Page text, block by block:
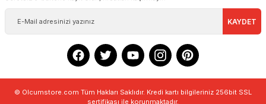
KAYDET
© Olcumstore.com Tüm Hakları Saklıdır. Kredi kartı bilgileriniz 256bit SSL
sertifikası ile korunmaktadır.